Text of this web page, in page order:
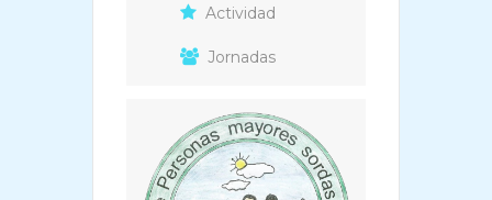
Actividad
Jornadas